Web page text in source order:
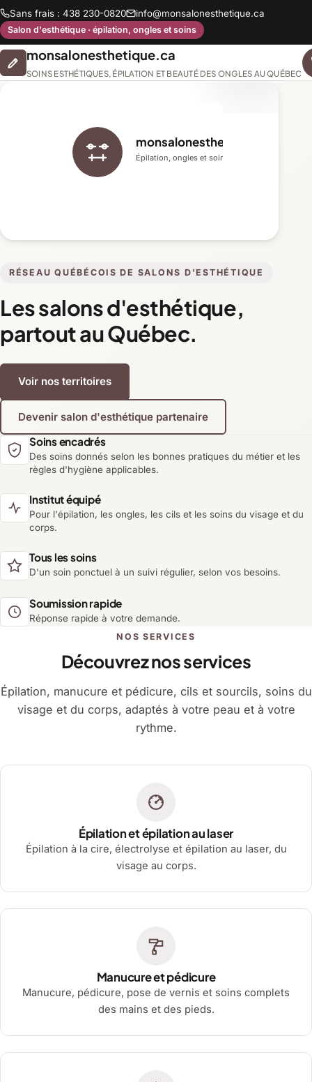
Sans frais : 438 230-0820 info@monsalonesthetique.ca
Salon d'esthétique · épilation, ongles et soins
monsalonesthetique.ca
SOINS ESTHÉTIQUES, ÉPILATION ET BEAUTÉ DES ONGLES AU QUÉBEC
RÉSEAU QUÉBÉCOIS DE SALONS D'ESTHÉTIQUE
Les salons d'esthétique,
partout au Québec.
Voir nos territoires
Devenir salon d'esthétique partenaire
monsalonesthetique.ca
Épilation, ongles et soins du visage
Soins encadrés
Des soins donnés selon les bonnes pratiques du métier et les
règles d'hygiène applicables.
Institut équipé
Pour l'épilation, les ongles, les cils et les soins du visage et du
corps.
Tous les soins
D'un soin ponctuel à un suivi régulier, selon vos besoins.
Soumission rapide
Réponse rapide à votre demande.
NOS SERVICES
Découvrez nos services
Épilation, manucure et pédicure, cils et sourcils, soins du
visage et du corps, adaptés à votre peau et à votre
rythme.
Épilation et épilation au laser
Épilation à la cire, électrolyse et épilation au laser, du
visage au corps.
Manucure et pédicure
Manucure, pédicure, pose de vernis et soins complets
des mains et des pieds.